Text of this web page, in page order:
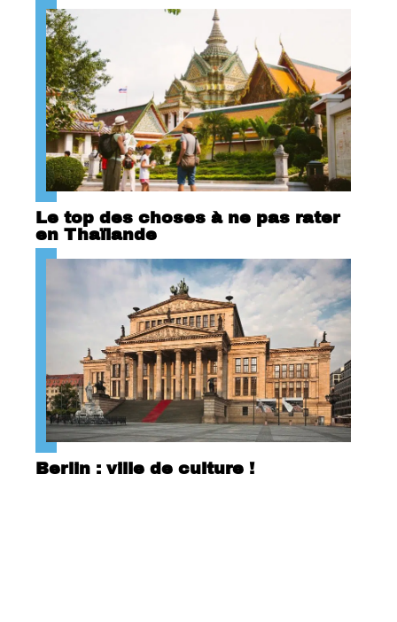
Le top des choses à ne pas rater
en Thaïlande
Berlin : ville de culture !